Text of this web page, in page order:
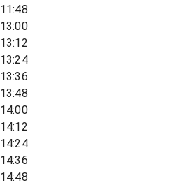
11:48
13:00
13:12
13:24
13:36
13:48
14:00
14:12
14:24
14:36
14:48